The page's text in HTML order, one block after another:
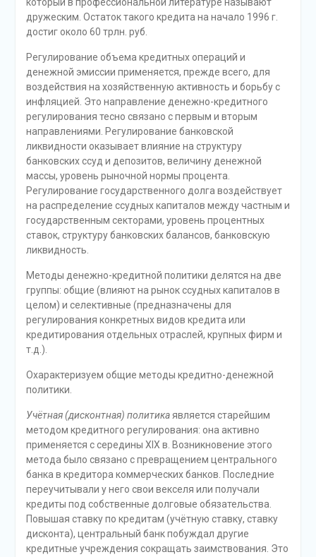
дружеским. Остаток такого кредита на начало 1996 г.
достиг около 60 трлн. руб.
Регулирование объема кредитных операций и
денежной эмиссии применяется, прежде всего, для
воздействия на хозяйственную активность и борьбу с
инфляцией. Это направление денежно-кредитного
регулирования тесно связано с первым и вторым
направлениями. Регулирование банковской
ликвидности оказывает влияние на структуру
банковских ссуд и депозитов, величину денежной
массы, уровень рыночной нормы процента.
Регулирование государственного долга воздействует
на распределение ссудных капиталов между частным и
государственным секторами, уровень процентных
ставок, структуру банковских балансов, банковскую
ликвидность.
Методы денежно-кредитной политики делятся на две
группы: общие (влияют на рынок ссудных капиталов в
целом) и селективные (предназначены для
регулирования конкретных видов кредита или
кредитирования отдельных отраслей, крупных фирм и
т.д.).
Охарактеризуем общие методы кредитно-денежной
политики.
Учётная (дисконтная) политикаявляется старейшим
методом кредитного регулирования: она активно
применяется с середины ХIХ в. Возникновение этого
метода было связано с превращением центрального
банка в кредитора коммерческих банков. Последние
переучитывали у него свои векселя или получали
кредиты под собственные долговые обязательства.
Повышая ставку по кредитам (учётную ставку, ставку
дисконта), центральный банк побуждал другие
кредитные учреждения сокращать заимствования. Это